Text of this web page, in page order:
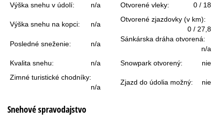
Výška snehu v údolí: n/a Otvorené vleky: 0 / 18
Výška snehu na kopci: n/a
Otvorené zjazdovky (v km):
0 / 27,8
Posledné sneženie:
n/a
Sánkárska dráha otvorená:
n/a
Kvalita snehu:
n/a Snowpark otvorený:
nie
Zimné turistické chodníky:
n/a
Zjazd do údolia možný: nie
Snehové spravodajstvo